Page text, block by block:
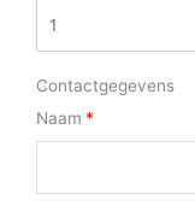
Contactgegevens
Naam